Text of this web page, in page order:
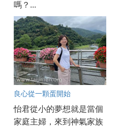
嗎？...
良心從一顆蛋開始
怡君從小的夢想就是當個
家庭主婦，來到神氣家族